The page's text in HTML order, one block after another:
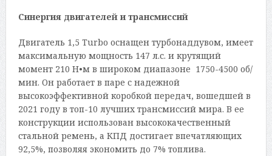
Синергия двигателей и трансмиссий
Двигатель 1,5 Turbo оснащен турбонаддувом, имеет
максимальную мощность 147 л.с. и крутящий
момент 210 Н•м в широком диапазоне 1750-4500 об/
мин. Он работает в паре с надежной
высокоэффективной коробкой передач, вошедшей в
2021 году в топ-10 лучших трансмиссий мира. В ее
конструкции использован высококачественный
стальной ремень, а КПД достигает впечатляющих
92,5%, позволяя экономить до 7% топлива.